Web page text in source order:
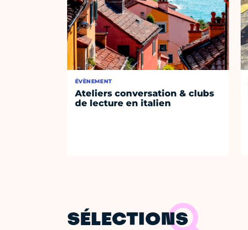
ÉVÈNEMENT
Ateliers conversation & clubs
de lecture en italien
SÉLECTIONS